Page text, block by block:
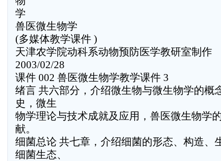
学
兽医微生物学
(多媒体教学课件 )
天津农学院动科系动物预防医学教研室制作
2003/02/28
课件 002 兽医微生物学教学课件 3
绪言 共六部分，介绍微生物与微生物学的概
史，微生
物学理论与技术成就及应用，兽医微生物学
献。
细菌总论 共七章，介绍细菌的形态、构造、
细菌生态、